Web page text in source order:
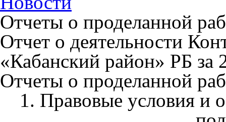
Отчеты о проделанной
Отчет о деятельности
«Кабанский район» РБ за
Отчеты о проделанной
1. Правовые условия и